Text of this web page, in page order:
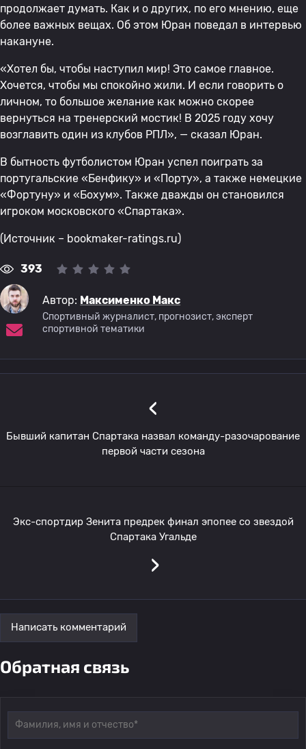
продолжает думать. Как и о других, по его мнению, еще
более важных вещах. Об этом Юран поведал в интервью
накануне.
«Хотел бы, чтобы наступил мир! Это самое главное.
Хочется, чтобы мы спокойно жили. И если говорить о
личном, то большое желание как можно скорее
вернуться на тренерский мостик! В 2025 году хочу
возглавить один из клубов РПЛ», — сказал Юран.
В бытность футболистом Юран успел поиграть за
португальские «Бенфику» и «Порту», а также немецкие
«Фортуну» и «Бохум». Также дважды он становился
игроком московского «Спартака».
(Источник – bookmaker-ratings.ru)
393
Автор: Максименко Макс
Спортивный журналист, прогнозист, эксперт
спортивной тематики
‹
Бывший капитан Спартака назвал команду-разочарование
первой части сезона
Экс-спортдир Зенита предрек финал эпопее со звездой
Спартака Угальде
›
Написать комментарий
Обратная связь